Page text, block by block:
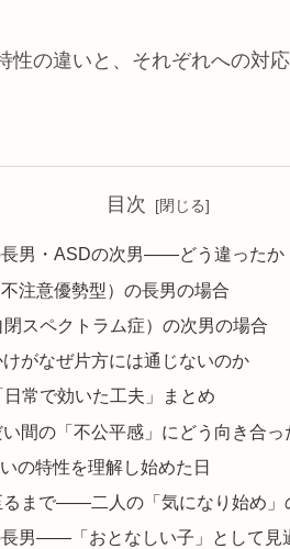
性の違いと、それぞれへの対
目次
長男・ASDの次男——どう違ったか
注意優勢型）の長男の場合
スペクトラム症）の次男の場合
けがなぜ片方には通じないのか
常で効いた工夫」まとめ
間の「不公平感」にどう向き合っ
の特性を理解し始めた日
るまで——二人の「気になり始め」
男——「おとなしい子」として見